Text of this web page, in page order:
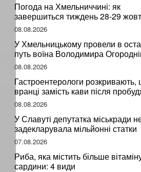
Погода на Хмельниччині: як
завершиться тиждень 28-29
08.08.2026
У Хмельницькому провели в
путь воїна Володимира
08.08.2026
Гастроентерологи розкривають,
вранці замість кави після
08.08.2026
У Славуті депутатка міськради
задекларувала мільйонні статки
07.08.2026
Риба, яка містить більше
сардини: 4 види